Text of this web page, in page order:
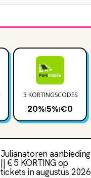
3 KORTINGSCODES
20%|5%|€0
Julianatoren aanbieding
|| € 5 KORTING op
tickets in augustus 2026